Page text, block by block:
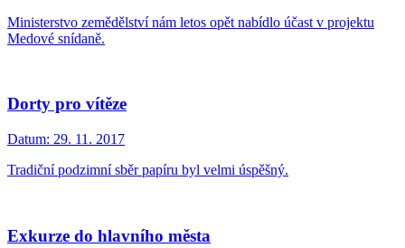
Ministerstvo zemědělství nám letos opět nabídlo účast v projektu
Medové snídaně.
Dorty pro vítěze
Datum: 29. 11. 2017
Tradiční podzimní sběr papíru byl velmi úspěšný.
Exkurze do hlavního města